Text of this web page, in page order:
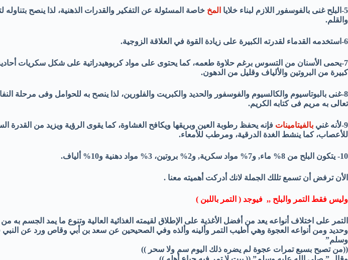
5-البلح غنى بالفوسفور اللازم لبناء خلايا المخ خاصة المسئولة عن التفكير والقدرات الذهنية، لذا ينصح
والقلم.
6-استخدمه القدماء لقدرته الكبيرة على زيادة القوة في العلاقة الزوجية.
7-يحمى الأسنان من التسوس برغم حلاوة طعمه، كما يحتوى على مواد كربوهيدراتية على شكل سكريات
كبيرة من البروتين والألياف وقليل من الدهون.
8-غنى بالبوتاسيوم والكالسيوم والفوسفور والحديد والكبريت والفلورين، لذا ينصح به للحوامل وفى مرحلة
تعالى به مريم فى كتابه الكريم.
9-لأنه غني بالفيتامينات فإنه يحفظ رطوبة العين وبريقها ويكافح الغشاوة، كما يقوى الرؤية ويزيد من القدرة
للأعصاب، كما ينشط الغدة الدرقية، ومرطب للأمعاء.
10- يتكون البلح من 8% ماء, و7% مواد سكرية, و2% بروتين، 3% مواد دهنية و10% ألياف.
الأن ترفض أن تسمع تللك الجملة لانك أدركت أهميته معنا .
وليس فقط التمر والبلح ,, فيوجد ( التمر باللبن )
التمر على اختلاف أنواعه يعد من أفضل الأغذية على الإطلاق لقيمته الغذائية العالية وتنوع ما يمد الجسم به
وحديد ومن أنواعه العجوة وهي أطيب التمر وألينه وألذه وفي الصحيحين عن سعد بن أبي وقاص ورد عن النبي
وسلم”
((من تصبح بسبع تمرات عجوة لم يضره ذلك اليوم سم ولا سحر ))